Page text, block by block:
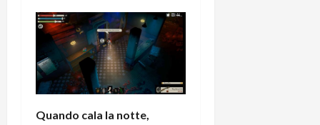
Quando cala la notte,